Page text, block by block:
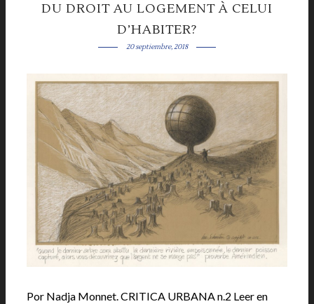
DU DROIT AU LOGEMENT À CELUI
D’HABITER?
20 septiembre, 2018
Por Nadja Monnet. CRITICA URBANA n.2 Leer en